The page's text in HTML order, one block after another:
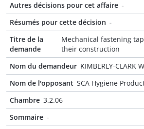
Autres décisions pour cet affaire -
Résumés pour cette décision -
Titre de la
demande
Mechanical fastening
their construction
Nom du demandeur KIMBERLY-CLARK
Nom de l'opposant SCA Hygiene
Chambre 3.2.06
Sommaire -